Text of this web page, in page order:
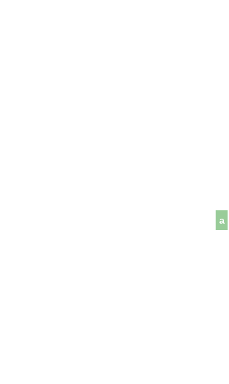
a